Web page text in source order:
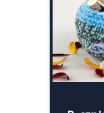
m.in.